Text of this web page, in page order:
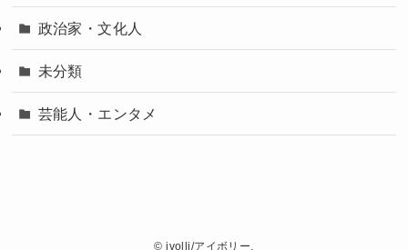
政治家・文化人
未分類
芸能人・エンタメ
© ivolli/アイボリー.